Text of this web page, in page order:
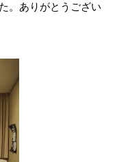
。ありがとうござい